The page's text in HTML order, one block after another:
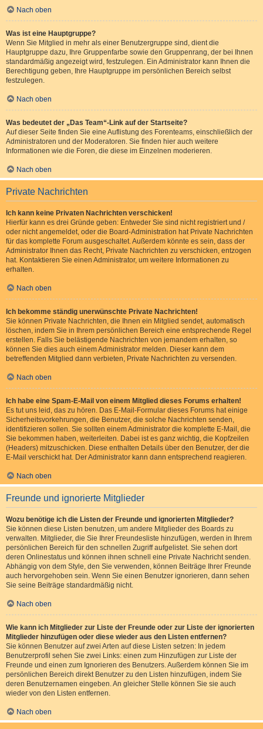
Nach oben
Was ist eine Hauptgruppe?
Wenn Sie Mitglied in mehr als einer Benutzergruppe sind, dient die
Hauptgruppe dazu, Ihre Gruppenfarbe sowie den Gruppenrang, der bei Ihnen
standardmäßig angezeigt wird, festzulegen. Ein Administrator kann Ihnen die
Berechtigung geben, Ihre Hauptgruppe im persönlichen Bereich selbst
festzulegen.
Nach oben
Was bedeutet der „Das Team“-Link auf der Startseite?
Auf dieser Seite finden Sie eine Auflistung des Forenteams, einschließlich der
Administratoren und der Moderatoren. Sie finden hier auch weitere
Informationen wie die Foren, die diese im Einzelnen moderieren.
Nach oben
Private Nachrichten
Ich kann keine Privaten Nachrichten verschicken!
Hierfür kann es drei Gründe geben: Entweder Sie sind nicht registriert und /
oder nicht angemeldet, oder die Board-Administration hat Private Nachrichten
für das komplette Forum ausgeschaltet. Außerdem könnte es sein, dass der
Administrator Ihnen das Recht, Private Nachrichten zu verschicken, entzogen
hat. Kontaktieren Sie einen Administrator, um weitere Informationen zu
erhalten.
Nach oben
Ich bekomme ständig unerwünschte Private Nachrichten!
Sie können Private Nachrichten, die Ihnen ein Mitglied sendet, automatisch
löschen, indem Sie in Ihrem persönlichen Bereich eine entsprechende Regel
erstellen. Falls Sie belästigende Nachrichten von jemandem erhalten, so
können Sie dies auch einem Administrator melden. Dieser kann dem
betreffenden Mitglied dann verbieten, Private Nachrichten zu versenden.
Nach oben
Ich habe eine Spam-E-Mail von einem Mitglied dieses Forums erhalten!
Es tut uns leid, das zu hören. Das E-Mail-Formular dieses Forums hat einige
Sicherheitsvorkehrungen, die Benutzer, die solche Nachrichten senden,
identifizieren sollen. Sie sollten einem Administrator die komplette E-Mail, die
Sie bekommen haben, weiterleiten. Dabei ist es ganz wichtig, die Kopfzeilen
(Headers) mitzuschicken. Diese enthalten Details über den Benutzer, der die
E-Mail verschickt hat. Der Administrator kann dann entsprechend reagieren.
Nach oben
Freunde und ignorierte Mitglieder
Wozu benötige ich die Listen der Freunde und ignorierten Mitglieder?
Sie können diese Listen benutzen, um andere Mitglieder des Boards zu
verwalten. Mitglieder, die Sie Ihrer Freundesliste hinzufügen, werden in Ihrem
persönlichen Bereich für den schnellen Zugriff aufgelistet. Sie sehen dort
deren Onlinestatus und können ihnen schnell eine Private Nachricht senden.
Abhängig von dem Style, den Sie verwenden, können Beiträge Ihrer Freunde
auch hervorgehoben sein. Wenn Sie einen Benutzer ignorieren, dann sehen
Sie seine Beiträge standardmäßig nicht.
Nach oben
Wie kann ich Mitglieder zur Liste der Freunde oder zur Liste der ignorierten
Mitglieder hinzufügen oder diese wieder aus den Listen entfernen?
Sie können Benutzer auf zwei Arten auf diese Listen setzen: In jedem
Benutzerprofil sehen Sie zwei Links: einen zum Hinzufügen zur Liste der
Freunde und einen zum Ignorieren des Benutzers. Außerdem können Sie im
persönlichen Bereich direkt Benutzer zu den Listen hinzufügen, indem Sie
deren Benutzernamen eingeben. An gleicher Stelle können Sie sie auch
wieder von den Listen entfernen.
Nach oben